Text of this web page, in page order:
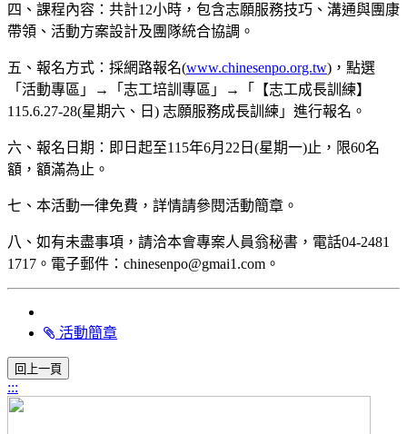
四、課程內容：共計12小時，包含志願服務技巧、溝通與團康
帶領、活動方案設計及團隊統合協調。
五、報名方式：採網路報名(www.chinesenpo.org.tw)，點選
「活動專區」→「志工培訓專區」→「【志工成長訓練】
115.6.27-28(星期六、日) 志願服務成長訓練」進行報名。
六、報名日期：即日起至115年6月22日(星期一)止，限60名
額，額滿為止。
七、本活動一律免費，詳情請參閱活動簡章。
八、如有未盡事項，請洽本會專案人員翁秘書，電話04-2481
1717。電子郵件：chinesenpo@gmai1.com。
活動簡章
:::